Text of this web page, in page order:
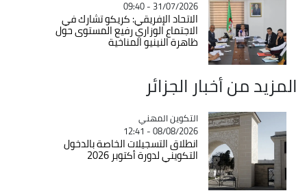
31/07/2026 - 09:40
الاتحاد الإفريقي: كريكو تشارك في
الاجتماع الوزاري رفيع المستوى حول
ظاهرة النينيو المناخية
المزيد من أخبار الجزائر
Catégorie
التكوين المهني
08/08/2026 - 12:41
انطلاق التسجيلات الخاصة بالدخول
التكويني لدورة أكتوبر 2026